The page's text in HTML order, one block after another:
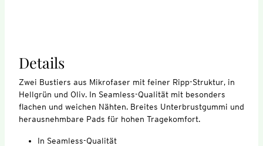
Details
Zwei Bustiers aus Mikrofaser mit feiner Ripp-Struktur, in
Hellgrün und Oliv. In Seamless-Qualität mit besonders
flachen und weichen Nähten. Breites Unterbrustgummi und
herausnehmbare Pads für hohen Tragekomfort.
In Seamless-Qualität